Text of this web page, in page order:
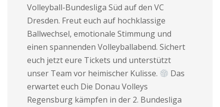
Volleyball-Bundesliga Süd auf den VC
Dresden. Freut euch auf hochklassige
Ballwechsel, emotionale Stimmung und
einen spannenden Volleyballabend. Sichert
euch jetzt eure Tickets und unterstützt
unser Team vor heimischer Kulisse.
Das
erwartet euch Die Donau Volleys
Regensburg kämpfen in der 2. Bundesliga